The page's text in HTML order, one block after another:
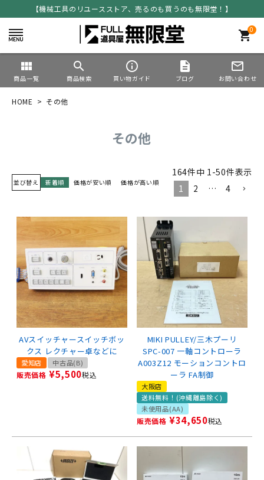
【機械工具のリユースストア、売るのも買うのも無限堂！】
0
shopping_cart
view_module
商品一覧
search
商品検索
info_outline
買い物ガイド
description
ブログ
mail_outline
お問い合わせ
HOME その他
その他
並び替え 新着順 価格が安い順 価格が高い順
164件中 1-50件表示
1
2 … 4
AVスイッチャースイッチボッ
クス レクチャー卓などに
愛知店 中古品(B)
販売価格 ¥5,500税込
MIKI PULLEY/三木プーリ
SPC-007 一軸コントローラ
A003Z12 モーションコントロ
ーラ FA制御
大阪店
送料無料！(沖縄離島除く)
未使用品(AA)
販売価格 ¥34,650税込